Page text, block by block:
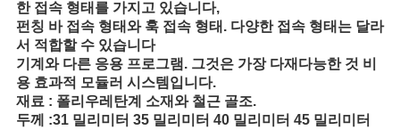
맵
PRIVACY
POLICY
한 접속 형태를 가지고 있습니다,
펀칭 바 접속 형태와 훅 접속 형태. 다양한 접속 형태는 달라
서 적합할 수 있습니다
기계와 다른 응용 프로그램. 그것은 가장 다재다능한 것 비
용 효과적 모듈러 시스템입니다.
재료 : 폴리우레탄계 소재와 철근 골조.
두께 :31 밀리미터 35 밀리미터 40 밀리미터 45 밀리미터